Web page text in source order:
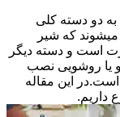
دو دسته کلی
که شیر
است و دسته دیگر
یا روشویی نصب
این مقاله
داریم.